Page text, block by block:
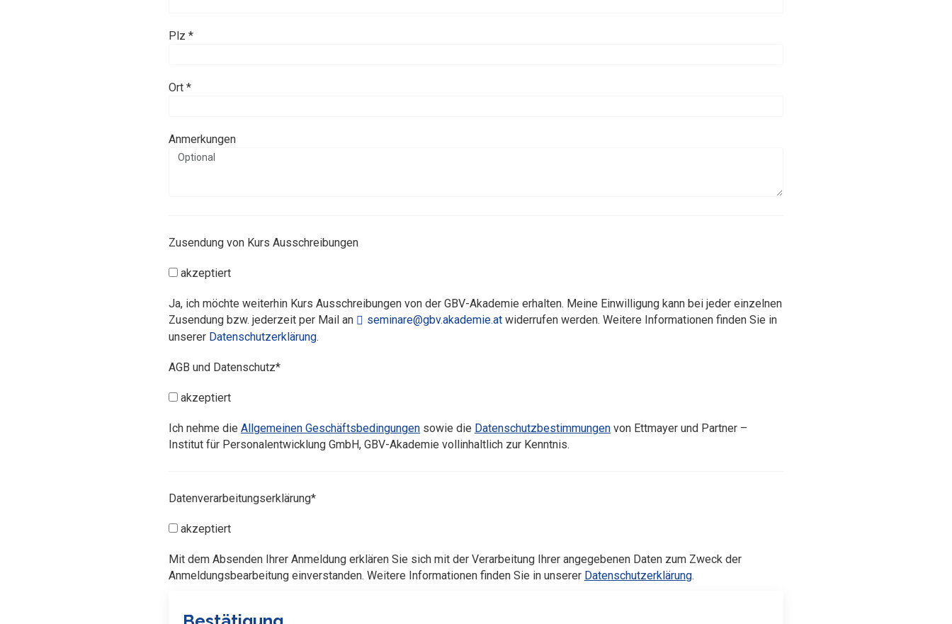
Plz *
Ort *
Anmerkungen
Zusendung von Kurs Ausschreibungen
akzeptiert
Ja, ich möchte weiterhin Kurs Ausschreibungen von der GBV-Akademie erhalten. Meine Einwilligung kann bei jeder einzelnen
Zusendung bzw. jederzeit per Mail an
seminare@gbv.akademie.at widerrufen werden. Weitere Informationen finden Sie in
unserer Datenschutzerklärung.
AGB und Datenschutz*
akzeptiert
Ich nehme die Allgemeinen Geschäftsbedingungen sowie die Datenschutzbestimmungen von Ettmayer und Partner –
Institut für Personalentwicklung GmbH, GBV-Akademie vollinhaltlich zur Kenntnis.
Datenverarbeitungserklärung*
akzeptiert
Mit dem Absenden Ihrer Anmeldung erklären Sie sich mit der Verarbeitung Ihrer angegebenen Daten zum Zweck der
Anmeldungsbearbeitung einverstanden. Weitere Informationen finden Sie in unserer Datenschutzerklärung.